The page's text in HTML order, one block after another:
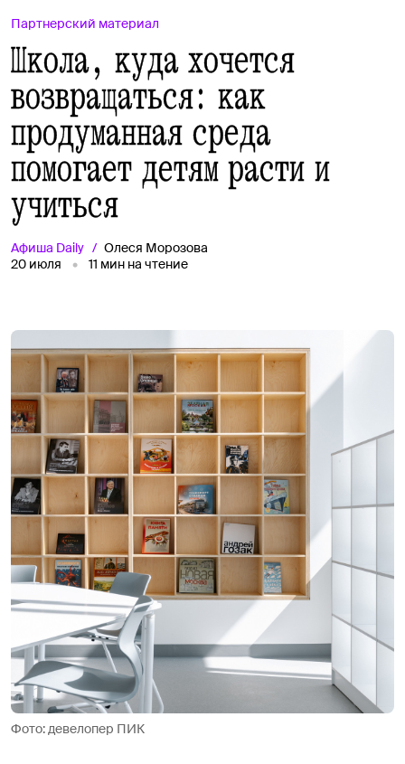
Партнерский материал
Школа, куда хочется
возвращаться: как
продуманная среда
помогает детям расти и
учиться
Афиша Daily
Олеся Морозова
20 июля
11 мин на чтение
Фото: девелопер ПИК